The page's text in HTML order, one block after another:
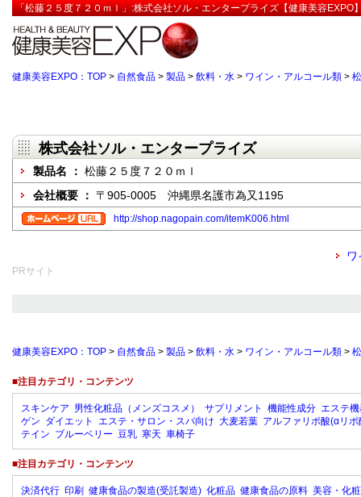
「松藤２５度７２０ｍｌ」:株式会社ソル・エンタープライズ【健康美容EXPO
健康美容EXPO：TOP > 自然食品 > 製品 > 飲料・水 > ワイン・アルコール類 >
株式会社ソル・エンタープライズ
製品名 ： 松藤２５度７２０ｍｌ
会社概要 ： 〒905-0005 沖縄県名護市為又1195
http://shop.nagopain.com/itemK006.html
ワ
PRサイト
健康美容EXPO：TOP > 自然食品 > 製品 > 飲料・水 > ワイン・アルコール類 >
■注目カテゴリ・コンテンツ
スキンケア 男性化粧品（メンズコスメ） サプリメント 機能性成分 エステ
ゲン ダイエット エステ・サロン・スパ向け 大麦若葉 アルファリポ酸(αリポ
テイン ブルーベリー 豆乳 寒天 車椅子
■注目カテゴリ・コンテンツ
決済代行 印刷 健康食品の製造(受託製造) 化粧品 健康食品の原料 美容・化